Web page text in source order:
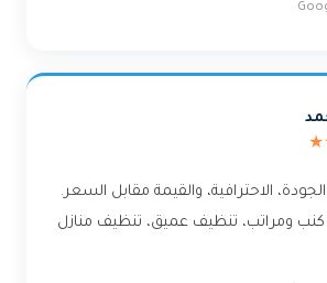
الاحترافية، والقيمة مقابل السعر.
ومراتب، تنظيف عميق، تنظيف منازل